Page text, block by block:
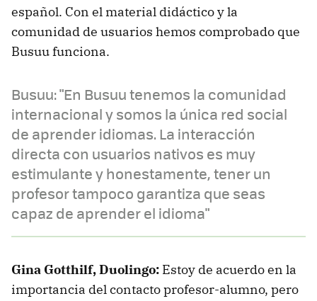
español. Con el material didáctico y la
comunidad de usuarios hemos comprobado que
Busuu funciona.
Busuu: "En Busuu tenemos la comunidad
internacional y somos la única red social
de aprender idiomas. La interacción
directa con usuarios nativos es muy
estimulante y honestamente, tener un
profesor tampoco garantiza que seas
capaz de aprender el idioma"
Gina Gotthilf, Duolingo: Estoy de acuerdo en la
importancia del contacto profesor-alumno, pero